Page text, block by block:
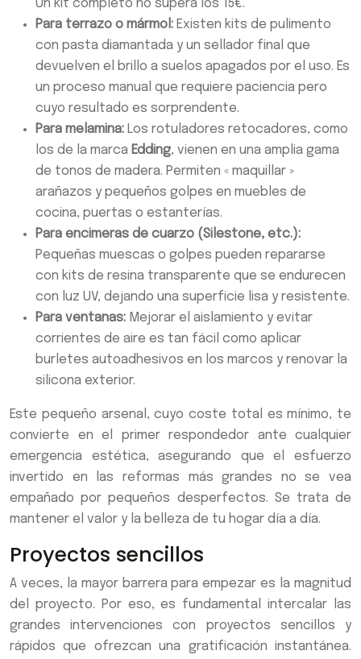
Un kit completo no supera los 15€.
Para terrazo o mármol: Existen kits de pulimento
con pasta diamantada y un sellador final que
devuelven el brillo a suelos apagados por el uso. Es
un proceso manual que requiere paciencia pero
cuyo resultado es sorprendente.
Para melamina: Los rotuladores retocadores, como
los de la marca Edding, vienen en una amplia gama
de tonos de madera. Permiten « maquillar »
arañazos y pequeños golpes en muebles de
cocina, puertas o estanterías.
Para encimeras de cuarzo (Silestone, etc.):
Pequeñas muescas o golpes pueden repararse
con kits de resina transparente que se endurecen
con luz UV, dejando una superficie lisa y resistente.
Para ventanas: Mejorar el aislamiento y evitar
corrientes de aire es tan fácil como aplicar
burletes autoadhesivos en los marcos y renovar la
silicona exterior.
Este pequeño arsenal, cuyo coste total es mínimo, te
convierte en el primer respondedor ante cualquier
emergencia estética, asegurando que el esfuerzo
invertido en las reformas más grandes no se vea
empañado por pequeños desperfectos. Se trata de
mantener el valor y la belleza de tu hogar día a día.
Proyectos sencillos
A veces, la mayor barrera para empezar es la magnitud
del proyecto. Por eso, es fundamental intercalar las
grandes intervenciones con proyectos sencillos y
rápidos que ofrezcan una gratificación instantánea.